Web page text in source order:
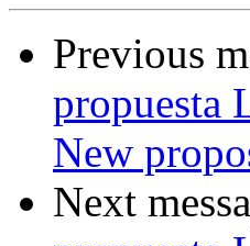
Previous
propuesta
New
Next